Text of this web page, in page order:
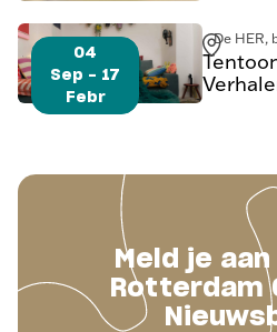
04
Sep - 17
Febr
De HER,
Meld je
Rotterdam